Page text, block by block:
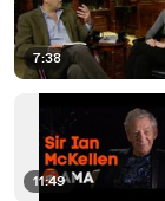
7:38
11:49